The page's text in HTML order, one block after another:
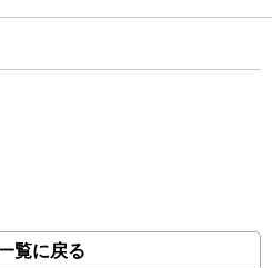
覧に戻る